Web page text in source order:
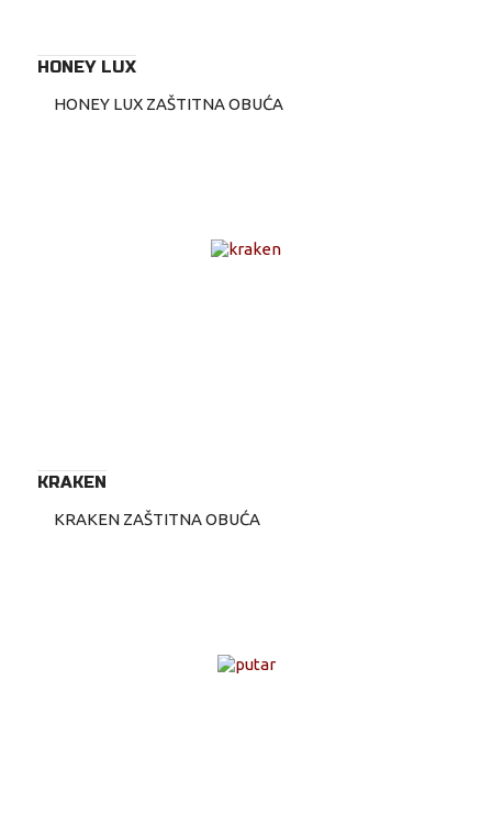
HONEY LUX
HONEY LUX ZAŠTITNA OBUĆA
KRAKEN
KRAKEN ZAŠTITNA OBUĆA